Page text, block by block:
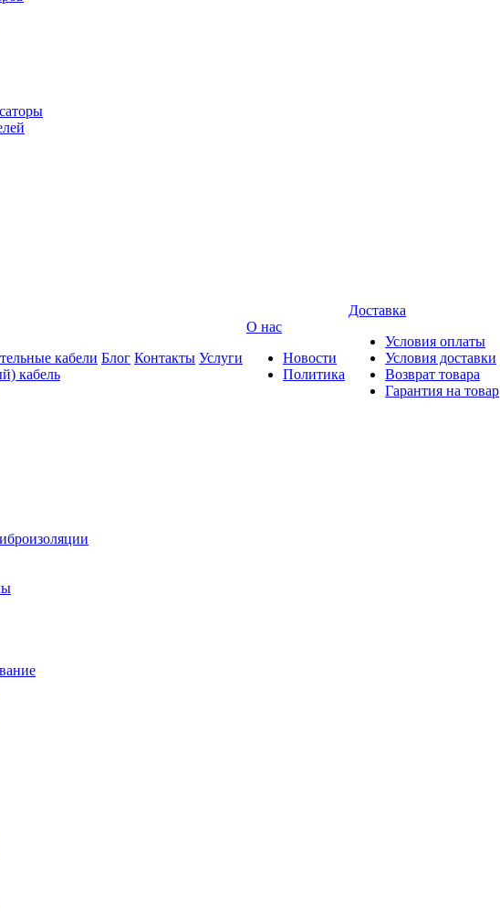
кабели
кабель
Блог Контакты Услуги
О нас
Новости
Политика
Доставка
Условия оплаты
Условия доставки
Возврат товара
Гарантия на товар